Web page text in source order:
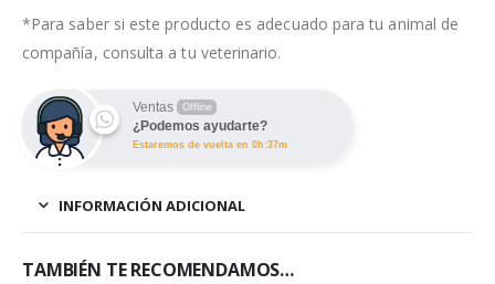
*Para saber si este producto es adecuado para tu animal de
compañía, consulta a tu veterinario.
Ventas Offline
¿Podemos ayudarte?
Estaremos de vuelta en 0h:37m
INFORMACIÓN ADICIONAL
TAMBIÉN TE RECOMENDAMOS…